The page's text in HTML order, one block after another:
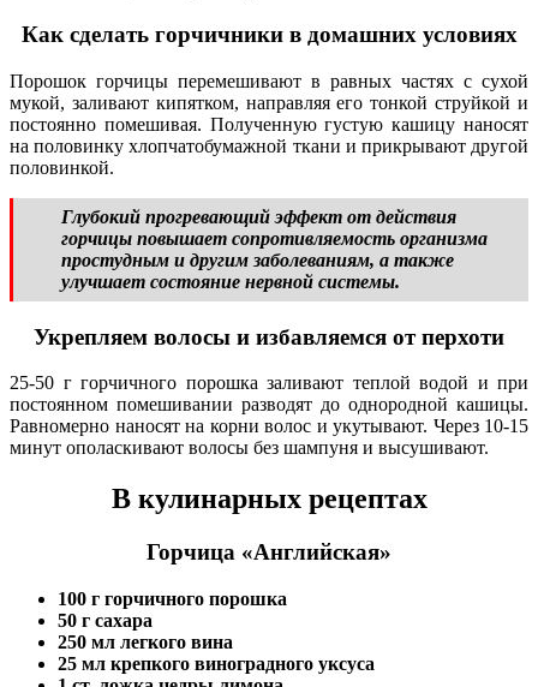
Как сделать горчичники в домашних условиях
Порошок горчицы перемешивают в равных частях с сухой
мукой, заливают кипятком, направляя его тонкой струйкой и
постоянно помешивая. Полученную густую кашицу наносят
на половинку хлопчатобумажной ткани и прикрывают другой
половинкой.
Глубокий прогревающий эффект от действия
горчицы повышает сопротивляемость организма
простудным и другим заболеваниям, а также
улучшает состояние нервной системы.
Укрепляем волосы и избавляемся от перхоти
25-50 г горчичного порошка заливают теплой водой и при
постоянном помешивании разводят до однородной кашицы.
Равномерно наносят на корни волос и укутывают. Через 10-15
минут ополаскивают волосы без шампуня и высушивают.
В кулинарных рецептах
Горчица «Английская»
100 г горчичного порошка
50 г сахара
250 мл легкого вина
25 мл крепкого виноградного уксуса